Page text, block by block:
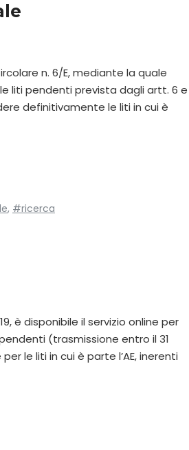
n. 6/E, mediante la quale
liti pendenti prevista dagli artt. 6 e
definitivamente le liti in cui è
, #ricerca
è disponibile il servizio online per
(trasmissione entro il 31
le liti in cui è parte l’AE, inerenti